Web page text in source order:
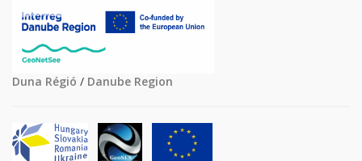
Duna Régió / Danube Region